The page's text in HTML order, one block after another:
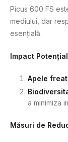
Picus 600 FS
mediului, dar
esențială.
Impact Potențial
Apele
a minimiza
Măsuri de